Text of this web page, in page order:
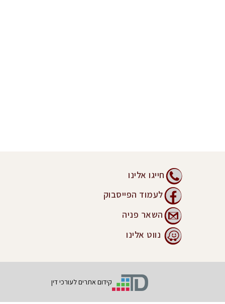
חייגו אלינו
לעמוד הפייסבוק
השאר פניה
נווט אלינו
קידום אתרים לעורכי דין